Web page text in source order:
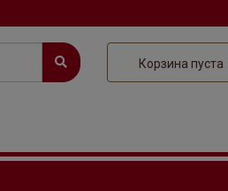
Корзина пуста